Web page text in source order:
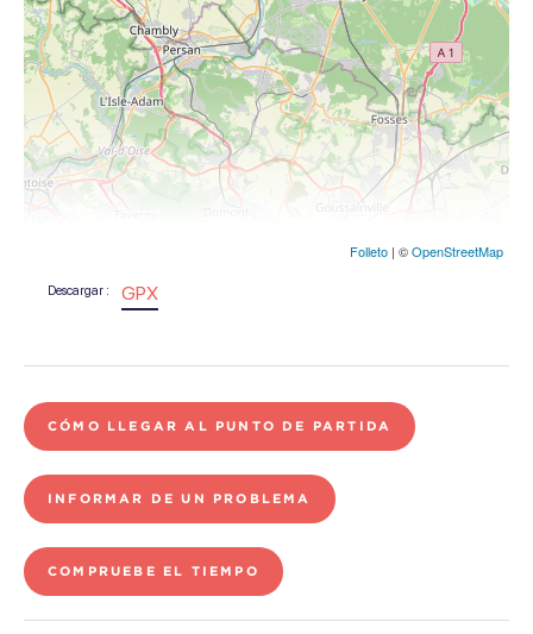
Folleto | ©OpenStreetMap
Descargar : GPX
CÓMO LLEGAR AL PUNTO DE PARTIDA
INFORMAR DE UN PROBLEMA
COMPRUEBE EL TIEMPO